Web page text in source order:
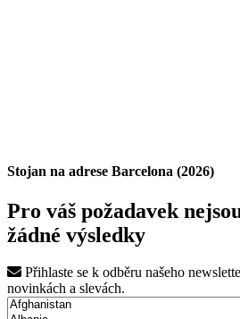
Stojan na adrese Barcelona (2026)
Pro váš požadavek
žádné výsledky
Přihlaste se k odběru našeho
novinkách a slevách.